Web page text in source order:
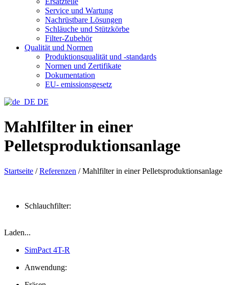
Service und Wartung
Nachrüstbare Lösungen
Schläuche und Stützkörbe
Filter-Zubehör
Qualität und Normen
Produktionsqualität und -standards
Normen und Zertifikate
Dokumentation
EU- emissionsgesetz
DE
Mahlfilter in einer
Pelletsproduktionsanlage
Startseite /Referenzen /Mahlfilter in einer Pelletsproduktionsanlage
Schlauchfilter:
Laden...
SimPact 4T-R
Anwendung: